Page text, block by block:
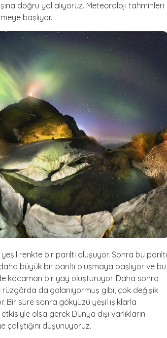
doğru yol alıyoruz. Meteoroloji tahminleri
başlıyor.
renkte bir parıltı oluşuyor. Sonra bu parıltı
büyük bir parıltı oluşmaya başlıyor ve bu
kocaman bir yay oluşturuyor. Daha sonra
dalgalanıyormuş gibi, çok değişik
Bir süre sonra gökyüzü yeşil ışıklarla
olsa gerek Dünya dışı varlıkların
düşünüyoruz.